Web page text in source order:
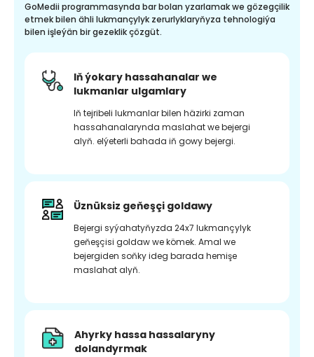
GoMedii programmasynda bar bolan yzarlamak we gözegçilik
etmek bilen ähli lukmançylyk zerurlyklaryňyza tehnologiýa
bilen işleýän bir gezeklik çözgüt.
Iň ýokary hassahanalar we
lukmanlar ulgamlary
Iň tejribeli lukmanlar bilen häzirki zaman
hassahanalarynda maslahat we bejergi
alyň. elýeterli bahada iň gowy bejergi.
Üznüksiz geňeşçi goldawy
Bejergi syýahatyňyzda 24x7 lukmançylyk
geňeşçisi goldaw we kömek. Amal we
bejergiden soňky ideg barada hemişe
maslahat alyň.
Ahyrky hassa hassalaryny
dolandyrmak